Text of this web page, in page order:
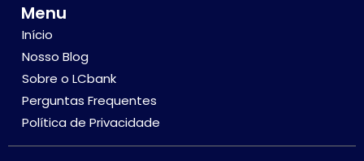
Menu
Início
Nosso Blog
Sobre o LCbank
Perguntas Frequentes
Política de Privacidade